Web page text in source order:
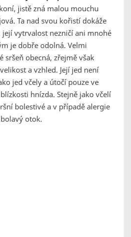
jistě zná malou mouchu
Ta nad svou kořistí dokáže
vytrvalost nezničí ani mnohé
je dobře odolná. Velmi
sršeň obecná, zřejmě však
a vzhled. Její jed není
jed včely a útočí pouze ve
hnízda. Stejně jako včelí
bolestivé a v případě alergie
otok.